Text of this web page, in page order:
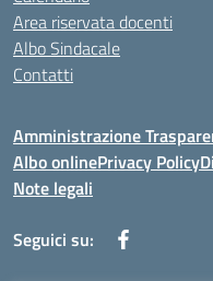
Area riservata docenti
Albo Sindacale
Contatti
Amministrazione
Albo onlinePrivacy Policy
Note legali
Seguici su: